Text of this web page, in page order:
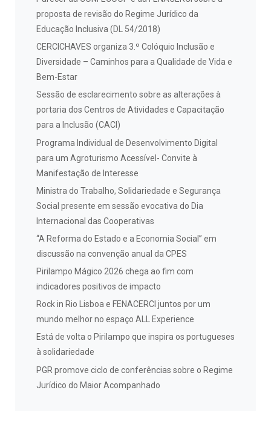
proposta de revisão do Regime Jurídico da
Educação Inclusiva (DL 54/2018)
CERCICHAVES organiza 3.º Colóquio Inclusão e
Diversidade – Caminhos para a Qualidade de Vida e
Bem-Estar
Sessão de esclarecimento sobre as alterações à
portaria dos Centros de Atividades e Capacitação
para a Inclusão (CACI)
Programa Individual de Desenvolvimento Digital
para um Agroturismo Acessível- Convite à
Manifestação de Interesse
Ministra do Trabalho, Solidariedade e Segurança
Social presente em sessão evocativa do Dia
Internacional das Cooperativas
“A Reforma do Estado e a Economia Social” em
discussão na convenção anual da CPES
Pirilampo Mágico 2026 chega ao fim com
indicadores positivos de impacto
Rock in Rio Lisboa e FENACERCI juntos por um
mundo melhor no espaço ALL Experience
Está de volta o Pirilampo que inspira os portugueses
à solidariedade
PGR promove ciclo de conferências sobre o Regime
Jurídico do Maior Acompanhado